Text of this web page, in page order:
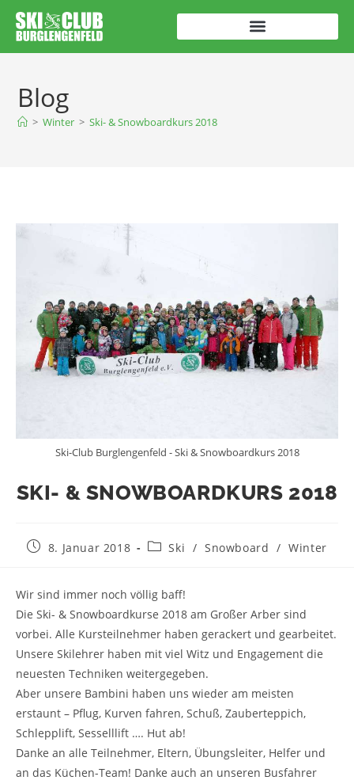
Blog
> Winter > Ski- & Snowboardkurs 2018
Ski-Club Burglengenfeld - Ski & Snowboardkurs 2018
SKI- & SNOWBOARDKURS 2018
8. Januar 2018 Ski / Snowboard / Winter
Wir sind immer noch völlig baff!
Die Ski- & Snowboardkurse 2018 am Großer Arber sind
vorbei. Alle Kursteilnehmer haben gerackert und gearbeitet.
Unsere Skilehrer haben mit viel Witz und Engagement die
neuesten Techniken weitergegeben.
Aber unsere Bambini haben uns wieder am meisten
erstaunt – Pflug, Kurven fahren, Schuß, Zauberteppich,
Schlepplift, Sesselllift …. Hut ab!
Danke an alle Teilnehmer, Eltern, Übungsleiter, Helfer und
an das Küchen-Team! Danke auch an unseren Busfahrer